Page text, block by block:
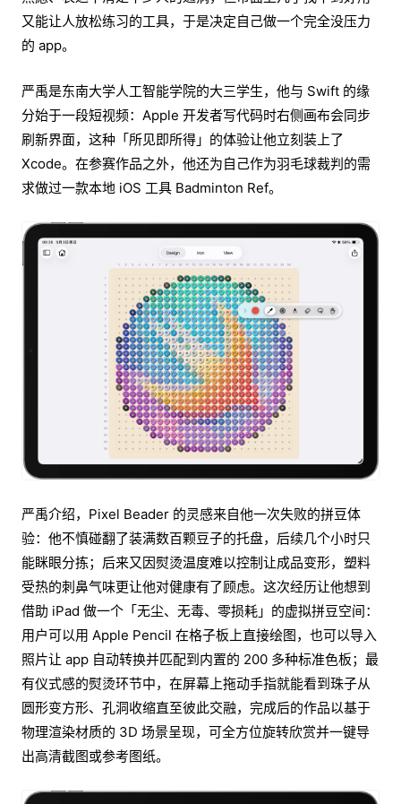
又能让人放松练习的工具，于是决定自己做一个完全没压力
的 app。
严禹是东南大学人工智能学院的大三学生，他与 Swift 的缘
分始于一段短视频：Apple 开发者写代码时右侧画布会同步
刷新界面，这种「所见即所得」的体验让他立刻装上了
Xcode。在参赛作品之外，他还为自己作为羽毛球裁判的需
求做过一款本地 iOS 工具 Badminton Ref。
严禹介绍，Pixel Beader 的灵感来自他一次失败的拼豆体
验：他不慎碰翻了装满数百颗豆子的托盘，后续几个小时只
能眯眼分拣；后来又因熨烫温度难以控制让成品变形，塑料
受热的刺鼻气味更让他对健康有了顾虑。这次经历让他想到
借助 iPad 做一个「无尘、无毒、零损耗」的虚拟拼豆空间：
用户可以用 Apple Pencil 在格子板上直接绘图，也可以导入
照片让 app 自动转换并匹配到内置的 200 多种标准色板；最
有仪式感的熨烫环节中，在屏幕上拖动手指就能看到珠子从
圆形变方形、孔洞收缩直至彼此交融，完成后的作品以基于
物理渲染材质的 3D 场景呈现，可全方位旋转欣赏并一键导
出高清截图或参考图纸。